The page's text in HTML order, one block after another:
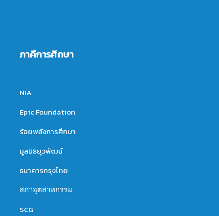
ภาคีการศึกษา
NIA
Epic Foundation
ร้อยพลังการศึกษา
มูลนิธิยุวพัฒน์
ธนาคารกรุงไทย
สภาอุตสาหกรรม
SCG